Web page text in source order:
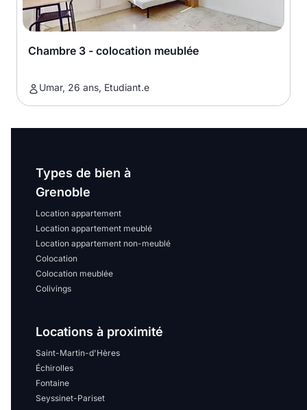
Chambre 3 - colocation meublée
Umar, 26 ans, Etudiant.e
Types de bien à
Grenoble
Location appartement
Location appartement meublé
Location appartement non-meublé
Colocation
Colocation meublée
Colivings
Locations à proximité
Saint-Martin-d'Hères
Échirolles
Fontaine
Seyssinet-Pariset